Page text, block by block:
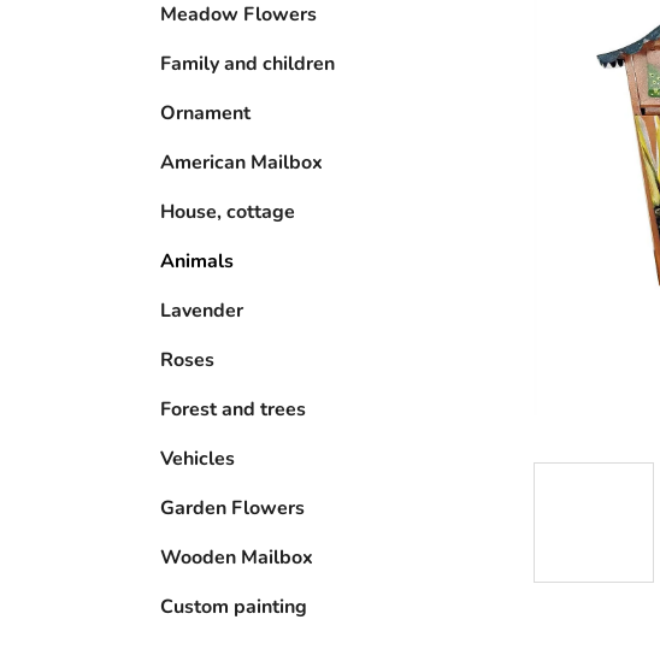
Meadow Flowers
Family and children
Ornament
American Mailbox
House, cottage
Animals
Lavender
Roses
Forest and trees
Vehicles
Garden Flowers
Wooden Mailbox
Custom painting